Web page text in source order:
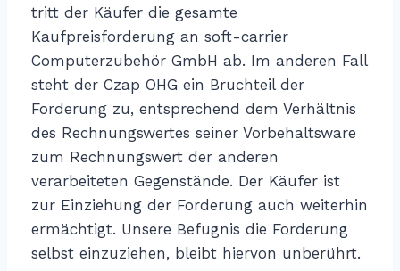
tritt der Käufer die gesamte
Kaufpreisforderung an soft-carrier
Computerzubehör GmbH ab. Im anderen Fall
steht der Czap OHG ein Bruchteil der
Forderung zu, entsprechend dem Verhältnis
des Rechnungswertes seiner Vorbehaltsware
zum Rechnungswert der anderen
verarbeiteten Gegenstände. Der Käufer ist
zur Einziehung der Forderung auch weiterhin
ermächtigt. Unsere Befugnis die Forderung
selbst einzuziehen, bleibt hiervon unberührt.